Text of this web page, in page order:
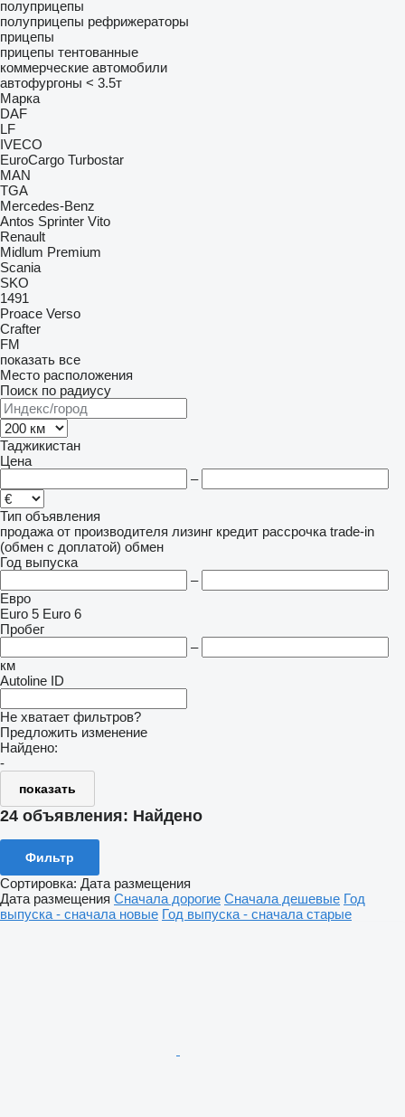
полуприцепы
полуприцепы рефрижераторы
прицепы
прицепы тентованные
коммерческие автомобили
автофургоны < 3.5т
Марка
DAF
LF
IVECO
EuroCargo Turbostar
MAN
TGA
Mercedes-Benz
Antos Sprinter Vito
Renault
Midlum Premium
Scania
SKO
1491
Proace Verso
Crafter
FM
показать все
Место расположения
Поиск по радиусу
Таджикистан
Цена
–
Тип объявления
продажа от производителя лизинг кредит рассрочка trade-in
(обмен с доплатой) обмен
Год выпуска
–
Евро
Euro 5 Euro 6
Пробег
–
км
Autoline ID
Не хватает фильтров?
Предложить изменение
Найдено:
-
показать
24 объявления: Найдено
Фильтр
Сортировка: Дата размещения
Дата размещения Сначала дорогие Сначала дешевые Год
выпуска - сначала новые Год выпуска - сначала старые